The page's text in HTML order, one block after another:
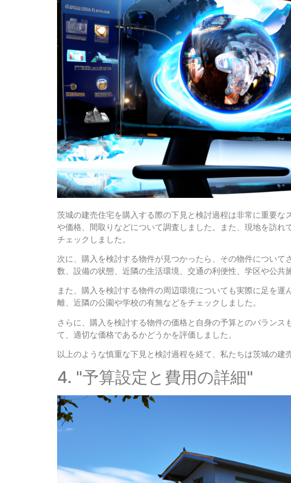
茨城の建売住宅を購入する際の下見と検討過程は非常に重要
や価格、間取りなどについて調査しました。また、現地を訪
チェックしました。
次に、購入を検討する物件が見つかったら、その物件につい
数、設備の状態、近隣の生活環境、交通の利便性、学区や公共
また、購入を検討する物件の周辺環境についても実際に足を
離、近隣の公園や学校の有無などをチェックしました。
さらに、購入を検討する物件の価格と自身の予算とのバラン
て、適切な価格であるかどうかを評価しました。
以上のような慎重な下見と検討過程を経て、私たちは茨城の建
4. "予算設定と費用の詳細"